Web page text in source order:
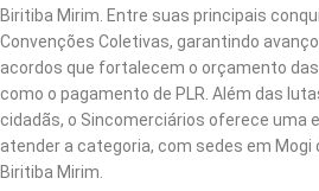
Biritiba Mirim. Entre suas principais
Convenções Coletivas, garantindo
acordos que fortalecem o orçamento
como o pagamento de PLR. Além das
cidadãs, o Sincomerciários oferece uma
atender a categoria, com sedes em Mogi
Biritiba Mirim.